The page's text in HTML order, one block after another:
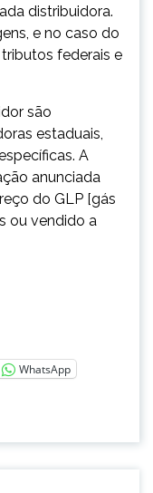
distribuidora.
e no caso do
federais e
são
estaduais,
A
anunciada
do GLP [gás
ou vendido a
WhatsApp